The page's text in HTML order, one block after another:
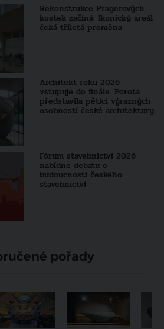
Rekonstrukce Pragerových
kostek začíná. Ikonický areál
čeká tříletá proměna
Architekt roku 2026
vstupuje do finále. Porota
představila pětici výrazných
osobností české architektury
Fórum stavebnictví 2026
nabídne debatu o
budoucnosti českého
stavebnictví
pořady